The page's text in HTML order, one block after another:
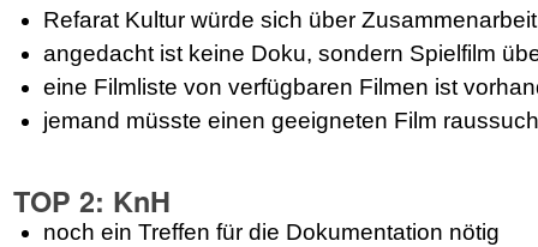
Refarat Kultur würde sich über
angedacht ist keine Doku, sondern Spielfilm
eine Filmliste von verfügbaren Filmen ist
jemand müsste einen geeigneten Film
TOP 2: KnH
noch ein Treffen für die Dokumentation nötig